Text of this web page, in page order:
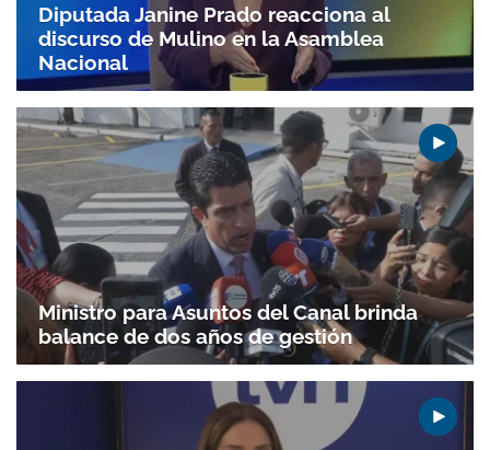
Diputada Janine Prado reacciona al
discurso de Mulino en la Asamblea
Nacional
Ministro para Asuntos del Canal brinda
balance de dos años de gestión